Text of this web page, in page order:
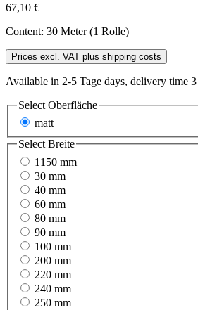
67,10 €
Content: 30 Meter (1 Rolle)
Prices excl. VAT plus shipping costs
Available in 2-5 Tage days, delivery time 3
Select Oberfläche
matt
SelectBreite
1150 mm
30 mm
40 mm
60 mm
80 mm
90 mm
100 mm
200 mm
220 mm
240 mm
250 mm